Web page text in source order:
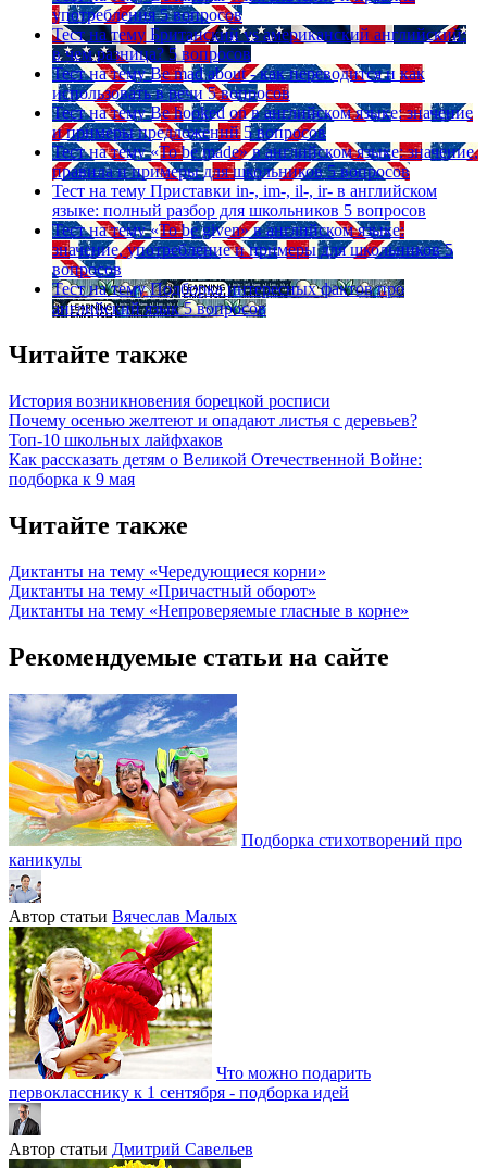
употребления 5 вопросов
Тест на тему Британский vs американский английский:
в чем разница? 5 вопросов
Тест на тему Be mad about - как переводится и как
использовать в речи 5 вопросов
Тест на тему Be hooked on в английском языке: значение
и примеры предложений 5 вопросов
Тест на тему «To be made» в английском языке: значение,
правила и примеры для школьников 5 вопросов
Тест на тему Приставки in-, im-, il-, ir- в английском
языке: полный разбор для школьников 5 вопросов
Тест на тему «To be given» в английском языке:
значение, употребление и примеры для школьников 5
вопросов
Тест на тему Подборка интересных фактов про
английский язык 5 вопросов
Читайте также
История возникновения борецкой росписи
Почему осенью желтеют и опадают листья с деревьев?
Топ-10 школьных лайфхаков
Как рассказать детям о Великой Отечественной Войне:
подборка к 9 мая
Читайте также
Диктанты на тему «Чередующиеся корни»
Диктанты на тему «Причастный оборот»
Диктанты на тему «Непроверяемые гласные в корне»
Рекомендуемые статьи на сайте
Подборка стихотворений про
каникулы
Автор статьи Вячеслав Малых
Что можно подарить
первокласснику к 1 сентября - подборка идей
Автор статьи Дмитрий Савельев